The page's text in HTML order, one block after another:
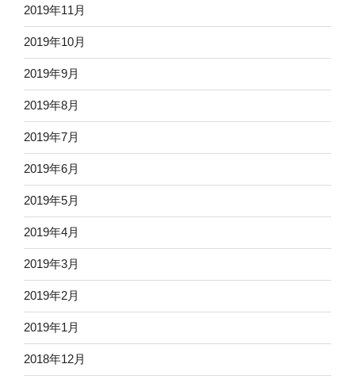
2019年11月
2019年10月
2019年9月
2019年8月
2019年7月
2019年6月
2019年5月
2019年4月
2019年3月
2019年2月
2019年1月
2018年12月